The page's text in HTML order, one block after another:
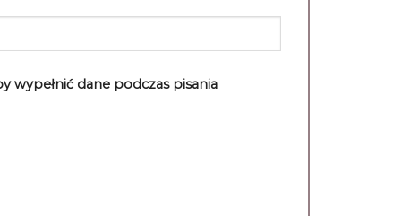
wypełnić dane podczas pisania